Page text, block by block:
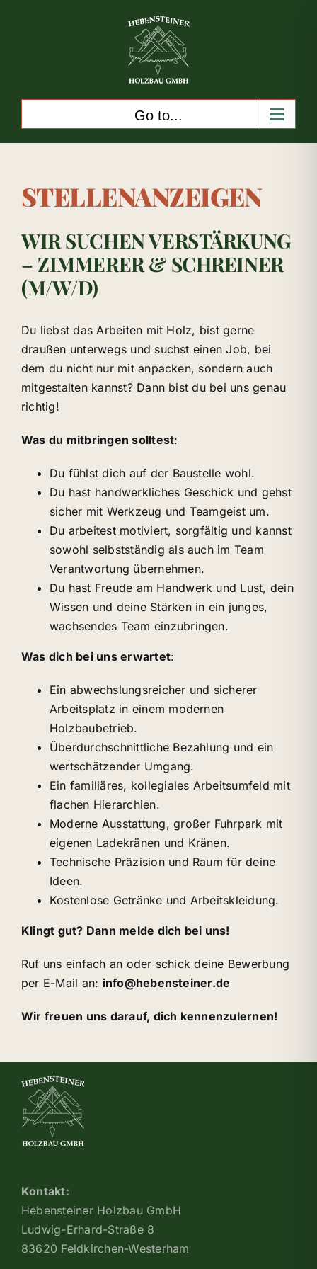
Go to...
STELLENANZEIGEN
WIR SUCHEN VERSTÄRKUNG
– ZIMMERER & SCHREINER
(M/W/D)
Du liebst das Arbeiten mit Holz, bist gerne
draußen unterwegs und suchst einen Job, bei
dem du nicht nur mit anpacken, sondern auch
mitgestalten kannst? Dann bist du bei uns genau
richtig!
Was du mitbringen solltest:
Du fühlst dich auf der Baustelle wohl.
Du hast handwerkliches Geschick und gehst
sicher mit Werkzeug und Teamgeist um.
Du arbeitest motiviert, sorgfältig und kannst
sowohl selbstständig als auch im Team
Verantwortung übernehmen.
Du hast Freude am Handwerk und Lust, dein
Wissen und deine Stärken in ein junges,
wachsendes Team einzubringen.
Was dich bei uns erwartet:
Ein abwechslungsreicher und sicherer
Arbeitsplatz in einem modernen
Holzbaubetrieb.
Überdurchschnittliche Bezahlung und ein
wertschätzender Umgang.
Ein familiäres, kollegiales Arbeitsumfeld mit
flachen Hierarchien.
Moderne Ausstattung, großer Fuhrpark mit
eigenen Ladekränen und Kränen.
Technische Präzision und Raum für deine
Ideen.
Kostenlose Getränke und Arbeitskleidung.
Klingt gut? Dann melde dich bei uns!
Ruf uns einfach an oder schick deine Bewerbung
per E-Mail an: info@hebensteiner.de
Wir freuen uns darauf, dich kennenzulernen!
Kontakt:
Hebensteiner Holzbau GmbH
Ludwig-Erhard-Straße 8
83620 Feldkirchen-Westerham